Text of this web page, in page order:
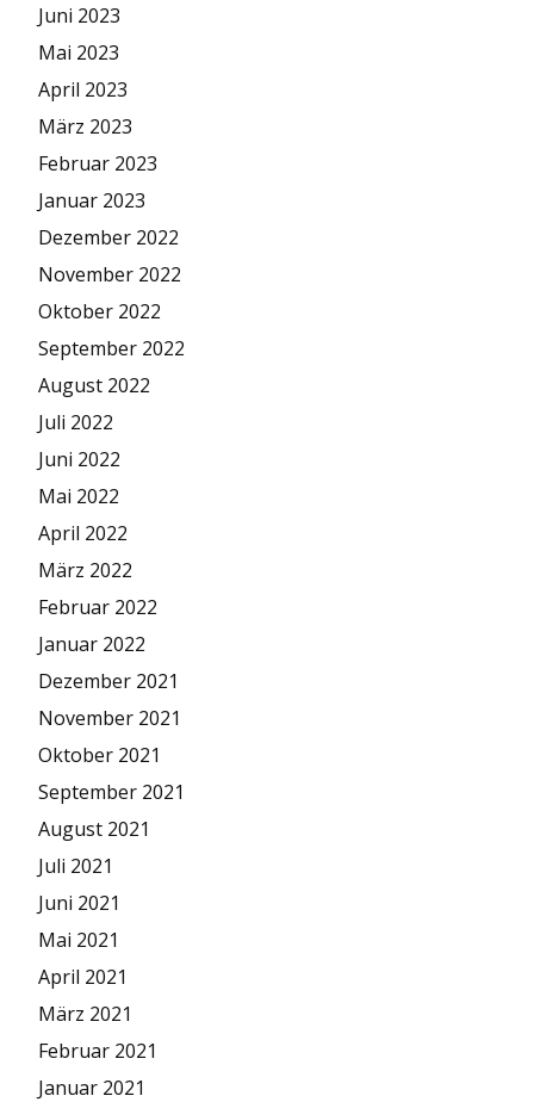
Juni 2023
Mai 2023
April 2023
März 2023
Februar 2023
Januar 2023
Dezember 2022
November 2022
Oktober 2022
September 2022
August 2022
Juli 2022
Juni 2022
Mai 2022
April 2022
März 2022
Februar 2022
Januar 2022
Dezember 2021
November 2021
Oktober 2021
September 2021
August 2021
Juli 2021
Juni 2021
Mai 2021
April 2021
März 2021
Februar 2021
Januar 2021